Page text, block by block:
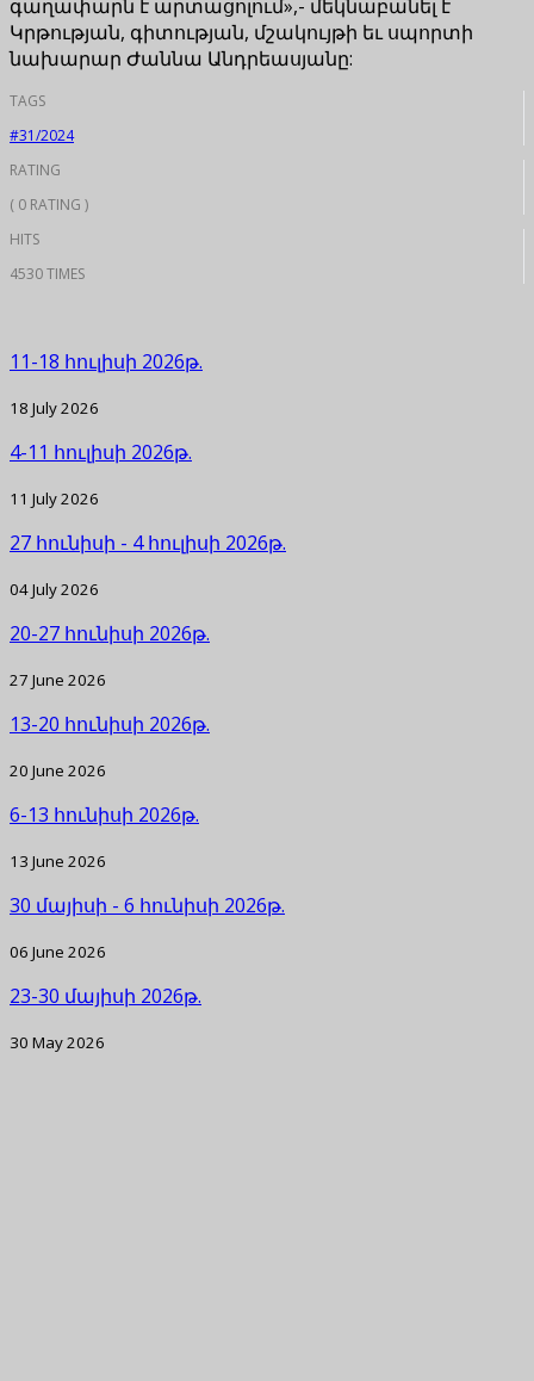
գաղափարն է արտացոլում»,- մեկնաբանել է
Կրթության, գիտության, մշակույթի եւ սպորտի
նախարար Ժաննա Անդրեասյանը:
TAGS
#31/2024
RATING
( 0 RATING )
HITS
4530 TIMES
11-18 հուլիսի 2026թ.
18 July 2026
4-11 հուլիսի 2026թ.
11 July 2026
27 հունիսի - 4 հուլիսի 2026թ.
04 July 2026
20-27 հունիսի 2026թ.
27 June 2026
13-20 հունիսի 2026թ.
20 June 2026
6-13 հունիսի 2026թ.
13 June 2026
30 մայիսի - 6 հունիսի 2026թ.
06 June 2026
23-30 մայիսի 2026թ.
30 May 2026